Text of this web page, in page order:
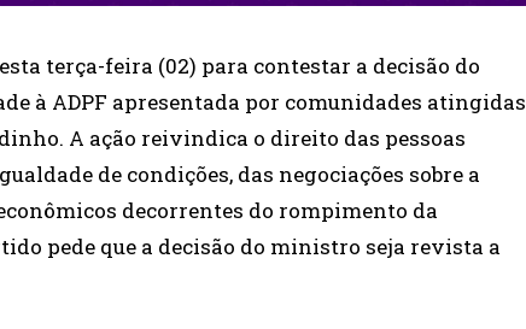
terça-feira (02) para contestar a decisão do
à ADPF apresentada por comunidades atingidas
A ação reivindica o direito das pessoas
de condições, das negociações sobre a
decorrentes do rompimento da
pede que a decisão do ministro seja revista a